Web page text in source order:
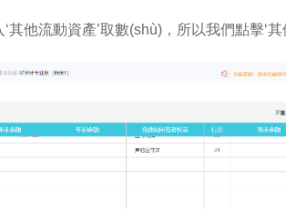
他流動資產’取數(shù)，所以我們點擊‘其